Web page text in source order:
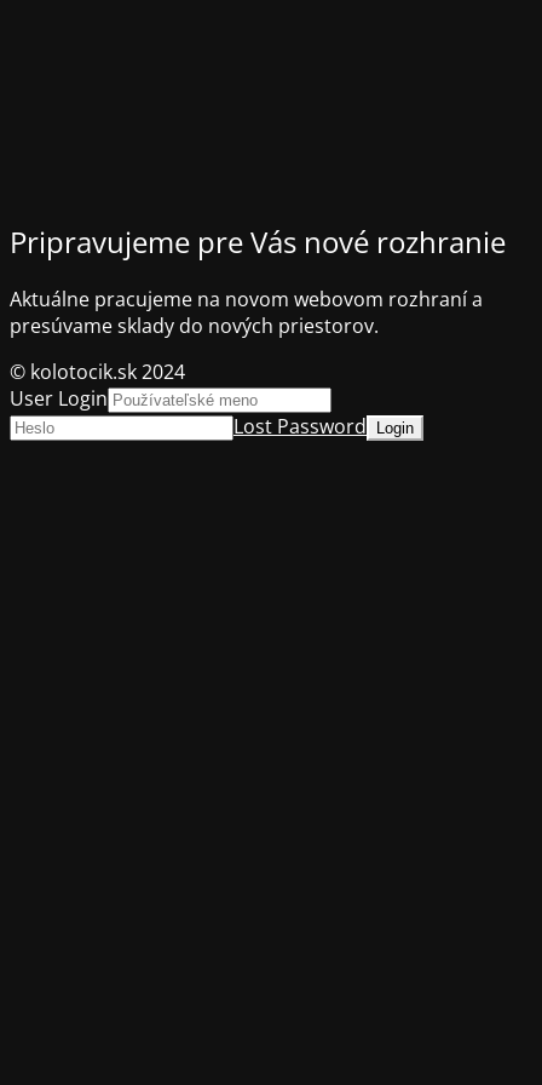
Pripravujeme pre Vás nové rozhranie
Aktuálne pracujeme na novom webovom rozhraní a
presúvame sklady do nových priestorov.
© kolotocik.sk 2024
User Login
Lost Password